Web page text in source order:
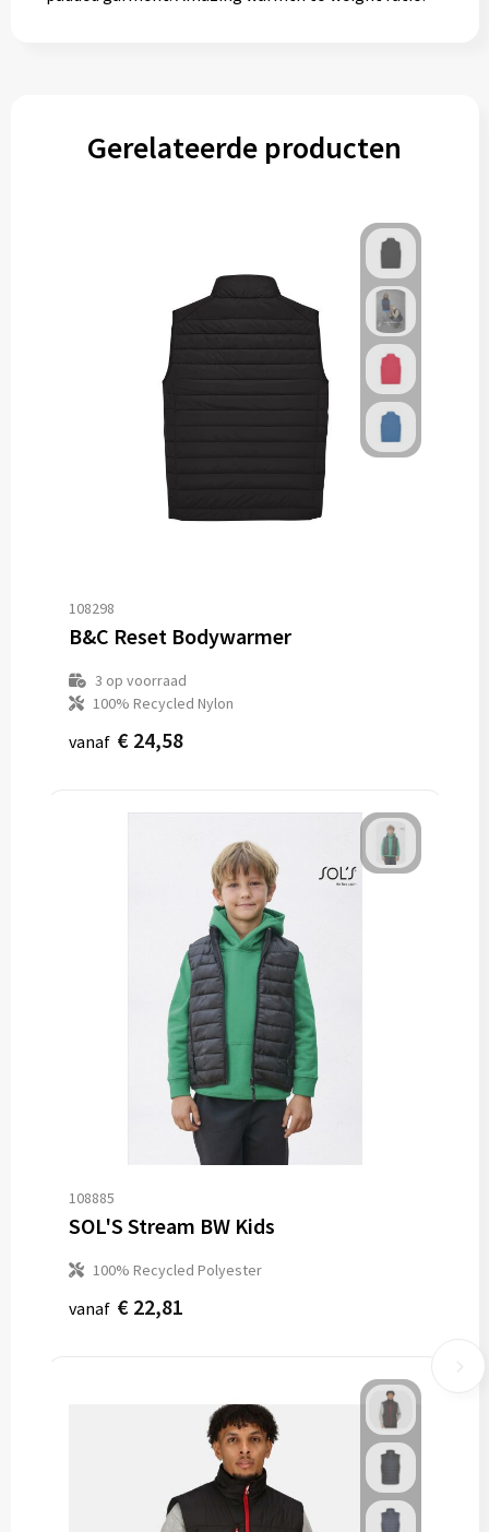
Gerelateerde producten
108298
B&C Reset Bodywarmer
3 op voorraad
100% Recycled Nylon
vanaf € 24,58
108885
SOL'S Stream BW Kids
100% Recycled Polyester
vanaf € 22,81